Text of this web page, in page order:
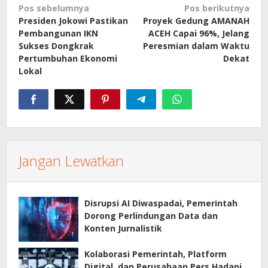
Navigasi
pos
Pos sebelumnya
Presiden Jokowi Pastikan
Pembangunan IKN
Sukses Dongkrak
Pertumbuhan Ekonomi
Lokal
Pos berikutnya
Proyek Gedung AMANAH
ACEH Capai 96%, Jelang
Peresmian dalam Waktu
Dekat
Jangan Lewatkan
Disrupsi AI Diwaspadai, Pemerintah
Dorong Perlindungan Data dan
Konten Jurnalistik
Kolaborasi Pemerintah, Platform